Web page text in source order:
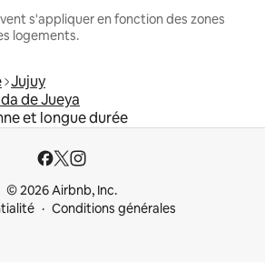
s'appliquer en fonction des zones
logements.
Jujuy
de Jueya
et longue durée
© 2026 Airbnb, Inc.
Conditions générales